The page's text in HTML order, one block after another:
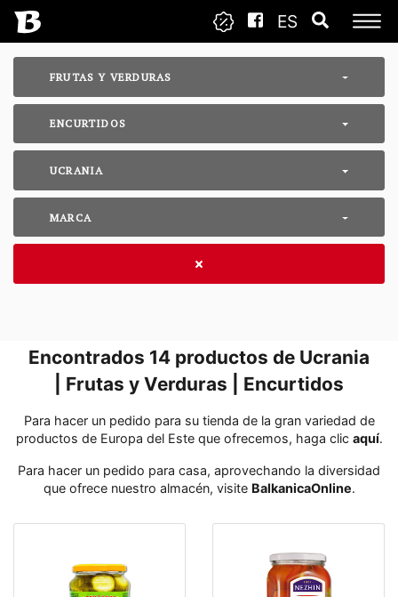
ES
FRUTAS Y VERDURAS
ENCURTIDOS
UCRANIA
MARCA
Encontrados 14 productos de Ucrania
| Frutas y Verduras | Encurtidos
Para hacer un pedido para su tienda de la gran variedad de
productos de Europa del Este que ofrecemos, haga clic aquí․
Para hacer un pedido para casa, aprovechando la diversidad
que ofrece nuestro almacén, visite BalkanicaOnline․